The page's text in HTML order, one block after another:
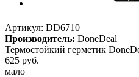
Артикул: DD6710
Производитель: DoneDeal
Термостойкий герметик
625 руб.
мало